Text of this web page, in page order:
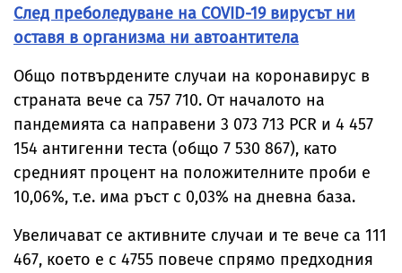
След преболедуване на COVID-19 вирусът ни
оставя в организма ни автоантитела
Общо потвърдените случаи на коронавирус в
страната вече са 757 710. От началото на
пандемията са направени 3 073 713 PCR и 4 457
154 антигенни теста (общо 7 530 867), като
средният процент на положителните проби е
10,06%, т.е. има ръст с 0,03% на дневна база.
Увеличават се активните случаи и те вече са 111
467, което е с 4755 повече спрямо предходния